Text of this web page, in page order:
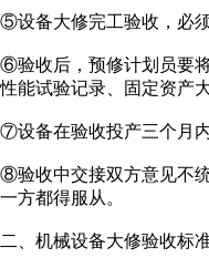
⑤设备大修完工验收，必
⑥验收后，预修计划员要
性能试验记录、固定资产
⑦设备在验收投产三个月
⑧验收中交接双方意见不
一方都得服从。
二、机械设备大修验收标